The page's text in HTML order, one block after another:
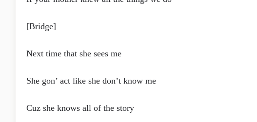
[Bridge]
Next time that she sees me
She gon’ act like she don’t know me
Cuz she knows all of the story